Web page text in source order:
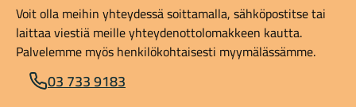
Voit olla meihin yhteydessä soittamalla, sähköpostitse tai
laittaa viestiä meille yhteydenottolomakkeen kautta.
Palvelemme myös henkilökohtaisesti myymälässämme.
03 733 9183